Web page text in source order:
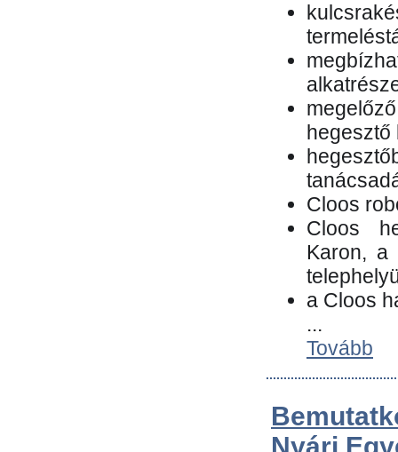
hegesztő
Cloos
Cloos
Karon, a
a Cloos
...
Tovább